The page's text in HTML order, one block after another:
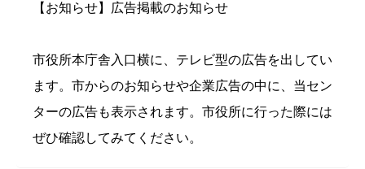
【お知らせ】広告掲載のお知らせ
市役所本庁舎入口横に、テレビ型の広告を出してい
ます。市からのお知らせや企業広告の中に、当セン
ターの広告も表示されます。市役所に行った際には
ぜひ確認してみてください。